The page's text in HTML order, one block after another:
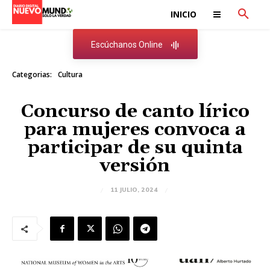
INICIO
Escúchanos Online
Categorias: Cultura
Concurso de canto lírico
para mujeres convoca a
participar de su quinta
versión
11 JULIO, 2024